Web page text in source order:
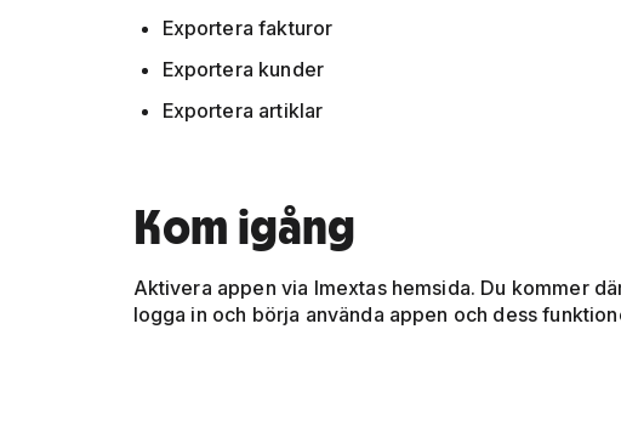
Exportera fakturor
Exportera kunder
Exportera artiklar
Kom igång
Aktivera appen via Imextas hemsida. Du kommer
logga in och börja använda appen och dess